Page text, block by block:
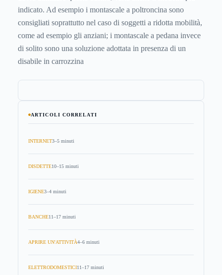
indicato. Ad esempio i montascale a poltroncina sono
consigliati soprattutto nel caso di soggetti a ridotta mobilità,
come ad esempio gli anziani; i montascale a pedana invece
di solito sono una soluzione adottata in presenza di un
disabile in carrozzina
ARTICOLI CORRELATI
INTERNET3–5 minuti
DISDETTE10–15 minuti
IGIENE3–4 minuti
BANCHE11–17 minuti
APRIRE UN'ATTIVITÀ4–6 minuti
ELETTRODOMESTICI11–17 minuti